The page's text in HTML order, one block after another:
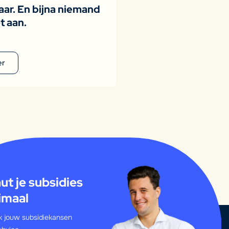
En bijna niemand
aan.
je subsidies
jouw subsidiekansen